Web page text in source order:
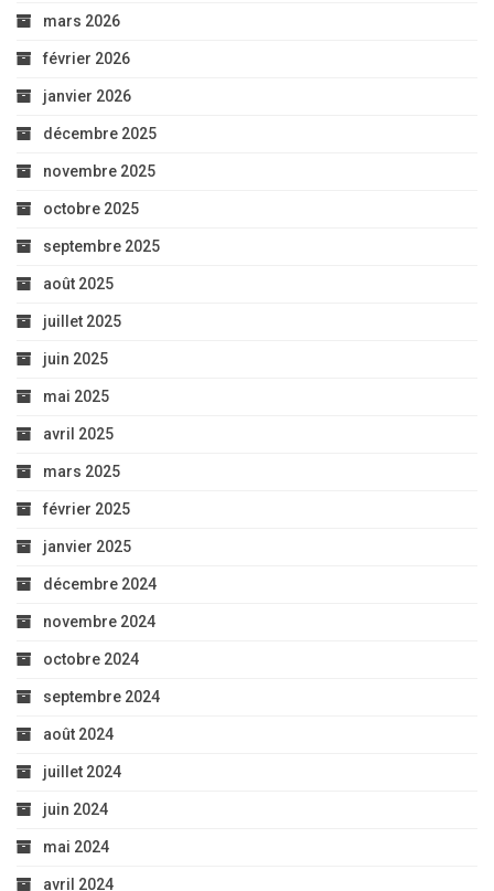
mars 2026
février 2026
janvier 2026
décembre 2025
novembre 2025
octobre 2025
septembre 2025
août 2025
juillet 2025
juin 2025
mai 2025
avril 2025
mars 2025
février 2025
janvier 2025
décembre 2024
novembre 2024
octobre 2024
septembre 2024
août 2024
juillet 2024
juin 2024
mai 2024
avril 2024